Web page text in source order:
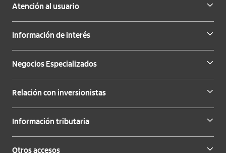
Atención al usuario
Información de interés
Negocios Especializados
Relación con inversionistas
Información tributaria
Otros accesos